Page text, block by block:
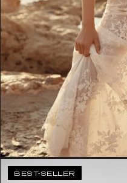
BEST-SELLER